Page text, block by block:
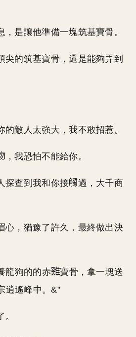
，是讓他準備一塊筑基寶骨。
尖的筑基寶骨，還是能夠弄到
的敵人太強大，我不敢招惹。
，我恐怕不能給你。
探查到我和你接
過，大千商
心，猶豫了許久，最終做出決
龍狗的的赤
寶骨，拿一塊送
逍遙峰中。&”